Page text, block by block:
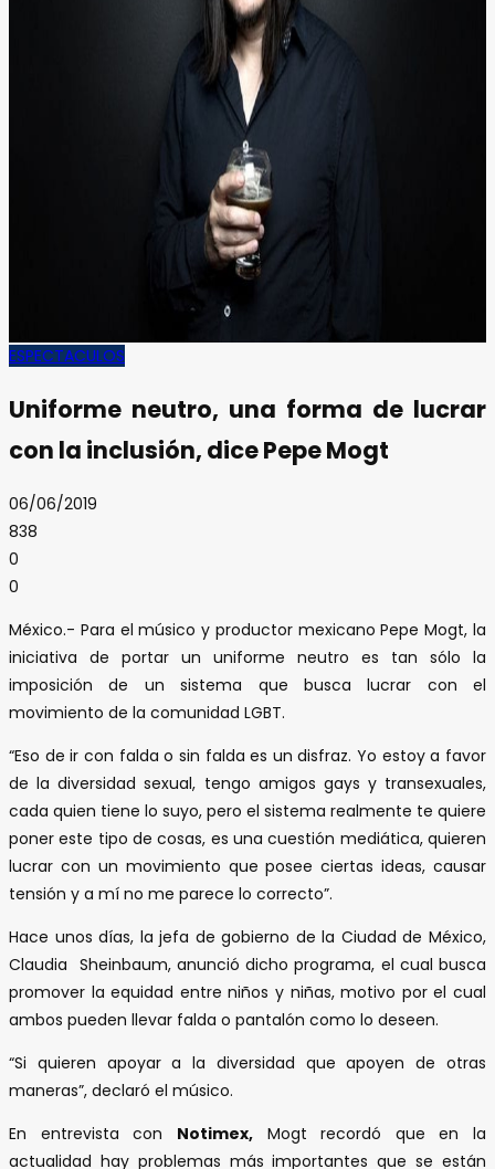
ESPECTACULOS
Uniforme neutro, una forma de lucrar
con la inclusión, dice Pepe Mogt
06/06/2019
838
0
0
México.- Para el músico y productor mexicano Pepe Mogt, la
iniciativa de portar un uniforme neutro es tan sólo la
imposición de un sistema que busca lucrar con el
movimiento de la comunidad LGBT.
“Eso de ir con falda o sin falda es un disfraz. Yo estoy a favor
de la diversidad sexual, tengo amigos gays y transexuales,
cada quien tiene lo suyo, pero el sistema realmente te quiere
poner este tipo de cosas, es una cuestión mediática, quieren
lucrar con un movimiento que posee ciertas ideas, causar
tensión y a mí no me parece lo correcto”.
Hace unos días, la jefa de gobierno de la Ciudad de México,
Claudia Sheinbaum, anunció dicho programa, el cual busca
promover la equidad entre niños y niñas, motivo por el cual
ambos pueden llevar falda o pantalón como lo deseen.
“Si quieren apoyar a la diversidad que apoyen de otras
maneras”, declaró el músico.
En entrevista con Notimex,Mogt recordó que en la
actualidad hay problemas más importantes que se están